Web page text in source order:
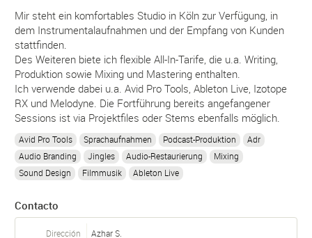
Mir steht ein komfortables Studio in Köln zur Verfügung, in
dem Instrumentalaufnahmen und der Empfang von Kunden
stattfinden.
Des Weiteren biete ich flexible All-In-Tarife, die u.a. Writing,
Produktion sowie Mixing und Mastering enthalten.
Ich verwende dabei u.a. Avid Pro Tools, Ableton Live, Izotope
RX und Melodyne. Die Fortführung bereits angefangener
Sessions ist via Projektfiles oder Stems ebenfalls möglich.
Avid Pro Tools Sprachaufnahmen Podcast-Produktion
Adr
Audio Branding
Jingles Audio-Restaurierung
Mixing
Sound Design
Filmmusik Ableton Live
Contacto
Dirección
Azhar S.